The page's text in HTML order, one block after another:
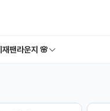
재팬라운지 🌸